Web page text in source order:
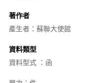
著作者
產生者：蘇聯大使館
資料類型
資料型式 ：函